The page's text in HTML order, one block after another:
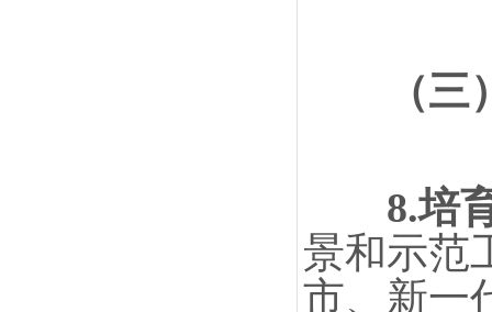
（三
8.培
景和示范
市、新一